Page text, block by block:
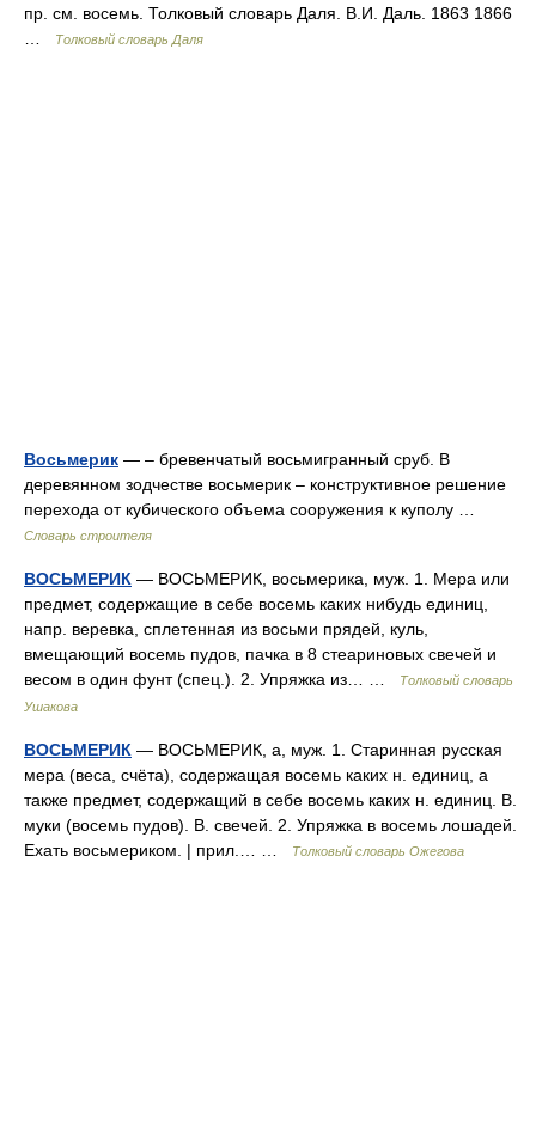
пр. см. восемь. Толковый словарь Даля. В.И. Даль. 1863 1866
Толковый словарь Даля
Восьмерик — – бревенчатый восьмигранный сруб. В
деревянном зодчестве восьмерик – конструктивное решение
перехода от кубического объема сооружения к куполу …
Словарь строителя
ВОСЬМЕРИК — ВОСЬМЕРИК, восьмерика, муж. 1. Мера или
предмет, содержащие в себе восемь каких нибудь единиц,
напр. веревка, сплетенная из восьми прядей, куль,
вмещающий восемь пудов, пачка в 8 стеариновых свечей и
весом в один фунт (спец.). 2. Упряжка из… …
Толковый словарь
Ушакова
ВОСЬМЕРИК — ВОСЬМЕРИК, а, муж. 1. Старинная русская
мера (веса, счёта), содержащая восемь каких н. единиц, а
также предмет, содержащий в себе восемь каких н. единиц. В.
муки (восемь пудов). В. свечей. 2. Упряжка в восемь лошадей.
Ехать восьмериком. | прил.… …
Толковый словарь Ожегова